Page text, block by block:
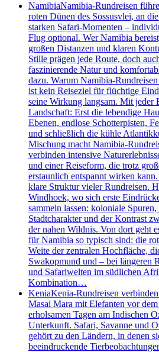
NamibiaNamibia-Rundreisen
roten Dünen des Sossusvlei, an
starken Safari-Momenten –
Flug optional. Wer Namibia
großen Distanzen und klaren
Stille prägen jede Route, doch
faszinierende Natur und
dazu. Warum Namibia-
ist kein Reiseziel für flüchtige
seine Wirkung langsam. Mit jeder
Landschaft: Erst die lebendige
Ebenen, endlose Schotterpisten,
und schließlich die kühle
Mischung macht Namibia-
verbinden intensive
und einer Reiseform, die trotz
erstaunlich entspannt wirken
klare Struktur vieler Rundreisen.
Windhoek, wo sich erste
sammeln lassen: koloniale
Stadtcharakter und der Kontrast
der nahen Wildnis. Von dort geht
für Namibia so typisch sind: die
Weite der zentralen Hochfläche,
Swakopmund und – bei längeren
und Safariwelten im südlichen
Kombination…
KeniaKenia-Rundreisen
Masai Mara mit Elefanten vor
erholsamen Tagen am Indischen
Unterkunft. Safari, Savanne und
gehört zu den Ländern, in denen
beeindruckende